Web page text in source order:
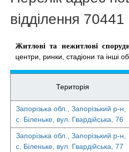
відділення 70441
Житлові та нежитлові
центри, ринки, стадіони та інші
Територія
Запорізька обл., Запорізький р-н,
с. Біленьке, вул. Гвардійська, 76
Запорізька обл., Запорізький р-н,
с. Біленьке, вул. Гвардійська, 77